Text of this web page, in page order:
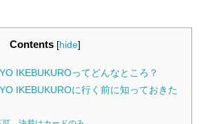
Contents [hide]
IKEBUKUROってどんなところ？
IKEBUKUROに行く前に知っておきた